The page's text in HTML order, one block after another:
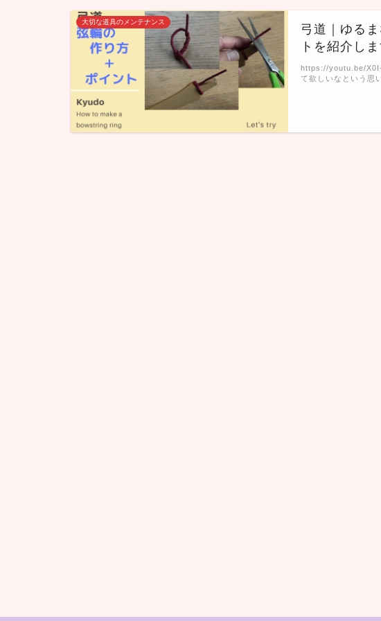
大切な道具のメンテナンス
弓道｜ゆる
トを紹介し
https://youtu.be/X0I-
て欲しいなという思